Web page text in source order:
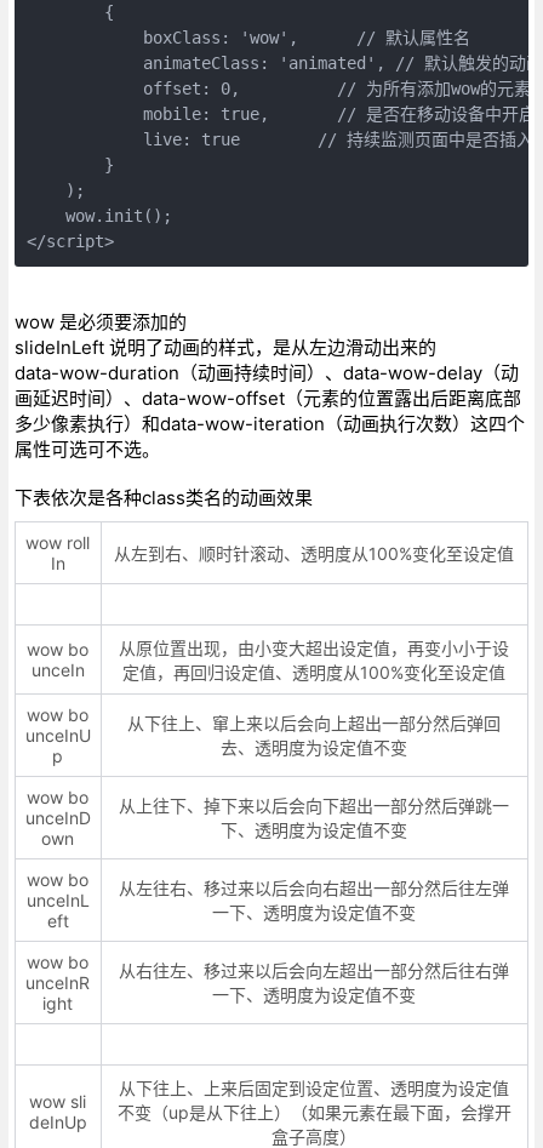
        {
            boxClass: 'wow',      // 默认属性名
animateClass: 'animated', // 默认触发的动
offset: 0,          // 为所有添加wow的元素
mobile: true,       // 是否在移动设备中开启
live: true        // 持续监测页面中是否插入
        }
    );
    wow.init();
</script>
wow 是必须要添加的
slideInLeft 说明了动画的样式，是从左边滑动出来的
data-wow-duration（动画持续时间）、data-wow-delay（动
画延迟时间）、data-wow-offset（元素的位置露出后距离底部
多少像素执行）和data-wow-iteration（动画执行次数）这四个
属性可选可不选。
下表依次是各种class类名的动画效果
wow roll
In
从左到右、顺时针滚动、透明度从100%变化至设定值
wow bo
unceIn
从原位置出现，由小变大超出设定值，再变小小于设
定值，再回归设定值、透明度从100%变化至设定值
wow bo
unceInU
p
从下往上、窜上来以后会向上超出一部分然后弹回
去、透明度为设定值不变
wow bo
unceInD
own
从上往下、掉下来以后会向下超出一部分然后弹跳一
下、透明度为设定值不变
wow bo
unceInL
eft
从左往右、移过来以后会向右超出一部分然后往左弹
一下、透明度为设定值不变
wow bo
unceInR
ight
从右往左、移过来以后会向左超出一部分然后往右弹
一下、透明度为设定值不变
wow sli
deInUp
从下往上、上来后固定到设定位置、透明度为设定值
不变（up是从下往上）（如果元素在最下面，会撑开
盒子高度）